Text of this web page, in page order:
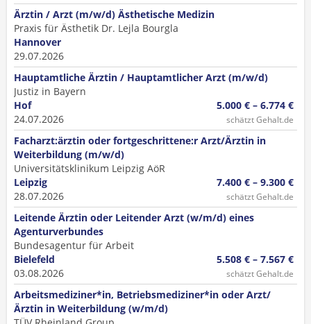
Ärztin / Arzt (m/w/d) Ästhetische Medizin
Praxis für Ästhetik Dr. Lejla Bourgla
Hannover
29.07.2026
Hauptamtliche Ärztin / Hauptamtlicher Arzt (m/w/d)
Justiz in Bayern
Hof
24.07.2026
5.000 € – 6.774 €
schätzt Gehalt.de
Facharzt:ärztin oder fortgeschrittene:r Arzt/Ärztin in
Weiterbildung (m/w/d)
Universitätsklinikum Leipzig AöR
Leipzig
28.07.2026
7.400 € – 9.300 €
schätzt Gehalt.de
Leitende Ärztin oder Leitender Arzt (w/m/d) eines
Agentur­verbundes
Bundesagentur für Arbeit
Bielefeld
03.08.2026
5.508 € – 7.567 €
schätzt Gehalt.de
Arbeitsmediziner*in, Betriebsmediziner*in oder Arzt/
Ärztin in Weiterbildung (w/m/d)